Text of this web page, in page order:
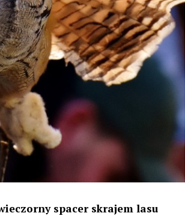
spacer skrajem lasu